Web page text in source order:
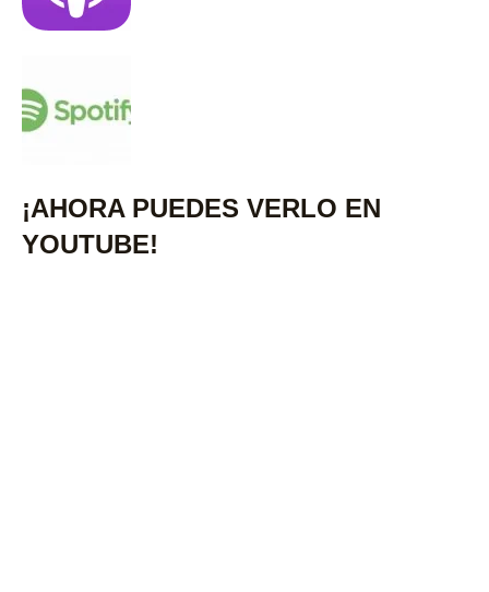
¡AHORA PUEDES VERLO EN
YOUTUBE!